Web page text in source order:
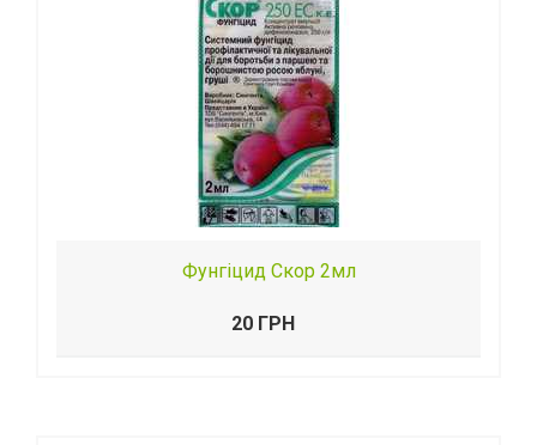
Фунгіцид Скор 2мл
20 ГРН